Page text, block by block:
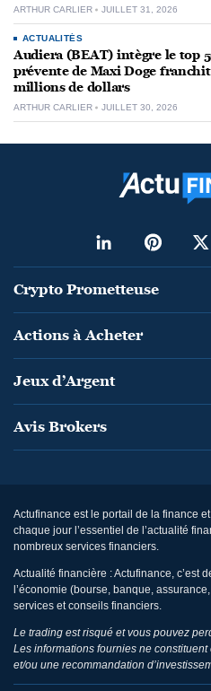
ARTHUR CARLIER JUILLET 31, 2026
ACTUALITÉS
Audiera (BEAT) intègre le top
prévente de Maxi Doge
millions de dollars
ARTHUR CARLIER JUILLET 30, 2026
Crypto Prometteuse
Actions à Acheter
Jeux d’Argent
Avis Brokers
Actufinance est le portail de la finance
chaque jour l’essentiel de l’actualité
nombreux services financiers.
Actualité financière : Actufinance, c’est
l’économie (bourse, banque,
services et conseils financiers.
Le trading est risqué et vous pouvez
Les informations fournies ne
et/ou une recommandation